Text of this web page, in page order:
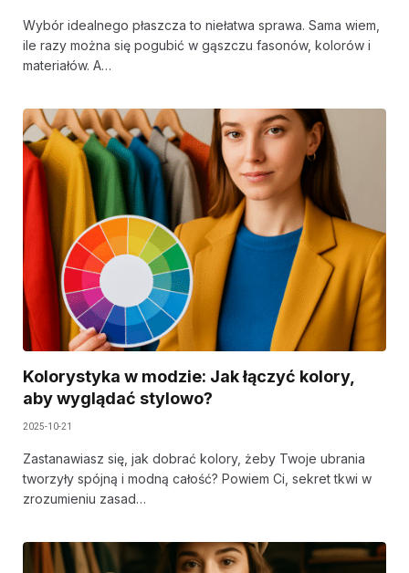
Wybór idealnego płaszcza to niełatwa sprawa. Sama wiem,
ile razy można się pogubić w gąszczu fasonów, kolorów i
materiałów. A…
Kolorystyka w modzie: Jak łączyć kolory,
aby wyglądać stylowo?
2025-10-21
Zastanawiasz się, jak dobrać kolory, żeby Twoje ubrania
tworzyły spójną i modną całość? Powiem Ci, sekret tkwi w
zrozumieniu zasad…